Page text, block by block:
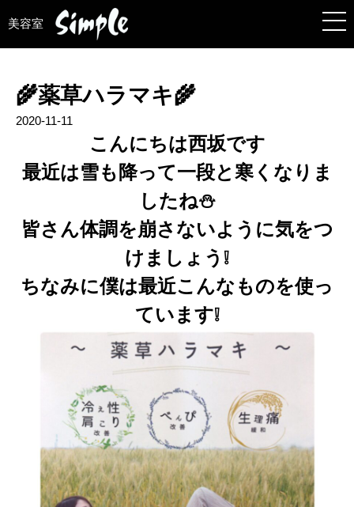
美容室
🌾薬草ハラマキ🌾
2020-11-11
こんにちは西坂です
最近は雪も降って一段と寒くなりま
したね⛄
皆さん体調を崩さないように気をつ
けましょう❕
ちなみに僕は最近こんなものを使っ
ています❕